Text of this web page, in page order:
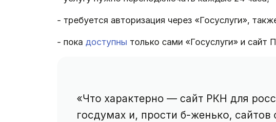
- требуется авторизация через «Госуслуги»,
- пока доступны только сами «Госуслуги» и сайт
«Что характерно — сайт РКН для
госдумах и, прости б-женько,